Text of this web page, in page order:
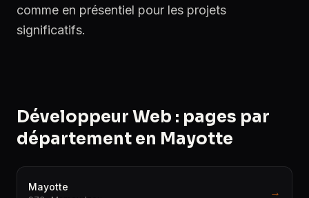
comme en présentiel pour les projets
significatifs.
Développeur Web : pages par
département en Mayotte
Mayotte →